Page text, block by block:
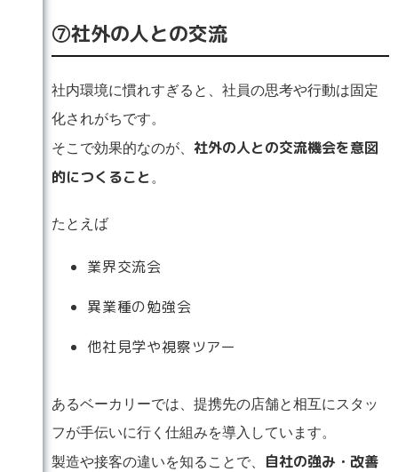
⑦社外の人との交流
社内環境に慣れすぎると、社員の思考や行動は固定
化されがちです。
そこで効果的なのが、 社外の人との交流機会を意図
的につくること 。
たとえば
業界交流会
異業種の勉強会
他社見学や視察ツアー
あるベーカリーでは、提携先の店舗と相互にスタッ
フが手伝いに行く仕組みを導入しています。
製造や接客の違いを知ることで、 自社の強み・改善